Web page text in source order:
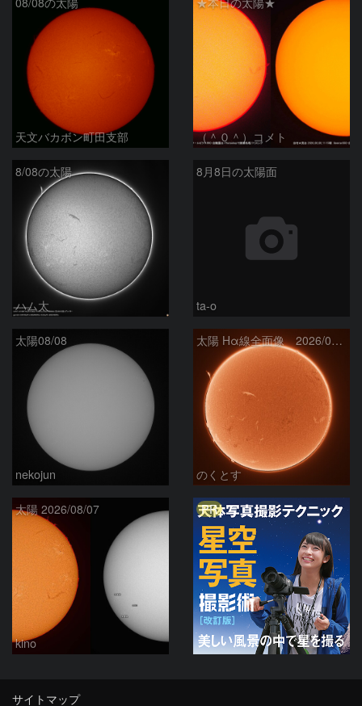
天文バカボン町田支部 （＾０＾）コメト
8/08の太陽
ハム太
8月8日の太陽面
ta-o
太陽08/08
nekojun
太陽 Hα線全面像 2026/08/08
のくとす
太陽 2026/08/07
kino
PR
サイトマップ